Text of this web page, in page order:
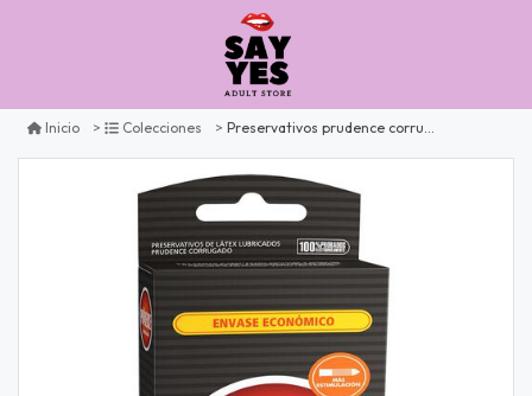
Inicio Colecciones Preservativos prudence corrugado x12